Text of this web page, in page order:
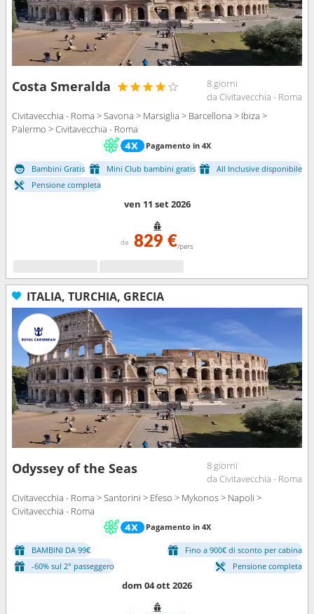
Costa Smeralda
8 giorni
da Civitavecchia - Roma
Civitavecchia - Roma > Savona > Marsiglia > Barcellona > Ibiza >
Palermo > Civitavecchia - Roma
Pagamento in 4X
Bambini Gratis Mini Club bambini gratis
All Inclusive disponibile
Pensione completa
ven 11 set 2026
da 829 €/pers
ITALIA, TURCHIA, GRECIA
Odyssey of the Seas
8 giorni
da Civitavecchia - Roma
Civitavecchia - Roma > Santorini > Efeso > Mykonos > Napoli >
Civitavecchia - Roma
Pagamento in 4X
BAMBINI DA 99€
Fino a 900€ di sconto per cabina
-60% sul 2° passeggero
Pensione completa
dom 04 ott 2026